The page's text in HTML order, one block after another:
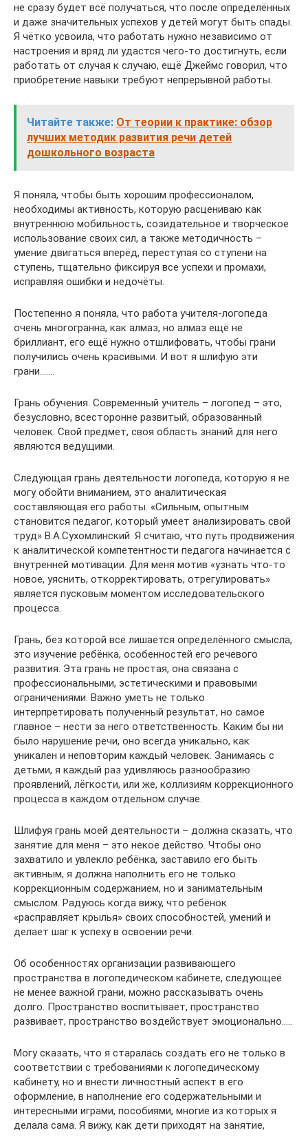
не сразу будет всё получаться, что после определённых
и даже значительных успехов у детей могут быть спады.
Я чётко усвоила, что работать нужно независимо от
настроения и вряд ли удастся чего-то достигнуть, если
работать от случая к случаю, ещё Джеймс говорил, что
приобретение навыки требуют непрерывной работы.
Читайте также: От теории к практике: обзор
лучших методик развития речи детей
дошкольного возраста
Я поняла, чтобы быть хорошим профессионалом,
необходимы активность, которую расцениваю как
внутреннюю мобильность, созидательное и творческое
использование своих сил, а также методичность –
умение двигаться вперёд, переступая со ступени на
ступень, тщательно фиксируя все успехи и промахи,
исправляя ошибки и недочёты.
Постепенно я поняла, что работа учителя-логопеда
очень многогранна, как алмаз, но алмаз ещё не
бриллиант, его ещё нужно отшлифовать, чтобы грани
получились очень красивыми. И вот я шлифую эти
грани…….
Грань обучения. Современный учитель – логопед – это,
безусловно, всесторонне развитый, образованный
человек. Свой предмет, своя область знаний для него
являются ведущими.
Следующая грань деятельности логопеда, которую я не
могу обойти вниманием, это аналитическая
составляющая его работы. «Сильным, опытным
становится педагог, который умеет анализировать свой
труд» В.А.Сухомлинский. Я считаю, что путь продвижения
к аналитической компетентности педагога начинается с
внутренней мотивации. Для меня мотив «узнать что-то
новое, уяснить, откорректировать, отрегулировать»
является пусковым моментом исследовательского
процесса.
Грань, без которой всё лишается определённого смысла,
это изучение ребёнка, особенностей его речевого
развития. Эта грань не простая, она связана с
профессиональными, эстетическими и правовыми
ограничениями. Важно уметь не только
интерпретировать полученный результат, но самое
главное – нести за него ответственность. Каким бы ни
было нарушение речи, оно всегда уникально, как
уникален и неповторим каждый человек. Занимаясь с
детьми, я каждый раз удивляюсь разнообразию
проявлений, лёгкости, или же, коллизиям коррекционного
процесса в каждом отдельном случае.
Шлифуя грань моей деятельности – должна сказать, что
занятие для меня – это некое действо. Чтобы оно
захватило и увлекло ребёнка, заставило его быть
активным, я должна наполнить его не только
коррекционным содержанием, но и занимательным
смыслом. Радуюсь когда вижу, что ребёнок
«расправляет крылья» своих способностей, умений и
делает шаг к успеху в освоении речи.
Об особенностях организации развивающего
пространства в логопедическом кабинете, следующеё
не менее важной грани, можно рассказывать очень
долго. Пространство воспитывает, пространство
развивает, пространство воздействует эмоционально…..
Могу сказать, что я старалась создать его не только в
соответствии с требованиями к логопедическому
кабинету, но и внести личностный аспект в его
оформление, в наполнение его содержательными и
интересными играми, пособиями, многие из которых я
делала сама. Я вижу, как дети приходят на занятие,